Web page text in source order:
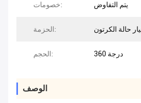
خصومات: يتم التفاوض
الحزمة: حالة الكرتون
الحجم: 360 درجة
الوصف